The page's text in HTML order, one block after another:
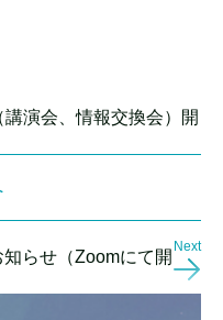
演会、情報交換会）開
らせ（Zoomにて開
Next